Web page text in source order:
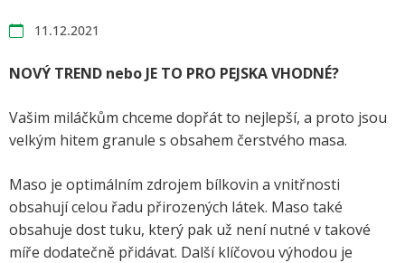
11.12.2021
NOVÝ TREND nebo JE TO PRO PEJSKA VHODNÉ?
Vašim miláčkům chceme dopřát to nejlepší, a proto jsou
velkým hitem granule s obsahem čerstvého masa.
Maso je optimálním zdrojem bílkovin a vnitřnosti
obsahují celou řadu přirozených látek. Maso také
obsahuje dost tuku, který pak už není nutné v takové
míře dodatečně přidávat. Další klíčovou výhodou je